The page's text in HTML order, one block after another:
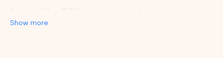
Show more